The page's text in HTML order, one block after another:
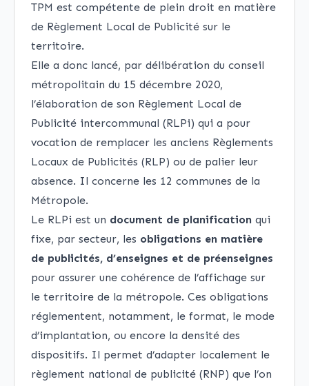
TPM est compétente de plein droit en matière
de Règlement Local de Publicité sur le
territoire.
Elle a donc lancé, par délibération du conseil
métropolitain du 15 décembre 2020,
l’élaboration de son Règlement Local de
Publicité intercommunal (RLPi) qui a pour
vocation de remplacer les anciens Règlements
Locaux de Publicités (RLP) ou de palier leur
absence. Il concerne les 12 communes de la
Métropole.
Le RLPi est un document de planification qui
fixe, par secteur, les obligations en matière
de publicités, d’enseignes et de préenseignes
pour assurer une cohérence de l’affichage sur
le territoire de la métropole. Ces obligations
réglementent, notamment, le format, le mode
d’implantation, ou encore la densité des
dispositifs. Il permet d’adapter localement le
règlement national de publicité (RNP) que l’on